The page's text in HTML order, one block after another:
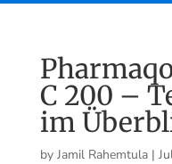
C 200 –
im
by Jamil Rahemtula|